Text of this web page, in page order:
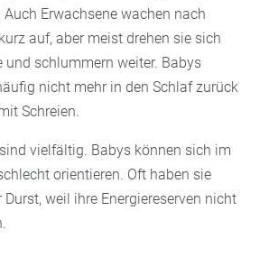
Erwachsene wachen nach
auf, aber meist drehen sie sich
und schlummern weiter. Babys
nicht mehr in den Schlaf zurück
Schreien.
vielfältig. Babys können sich im
orientieren. Oft haben sie
weil ihre Energiereserven nicht